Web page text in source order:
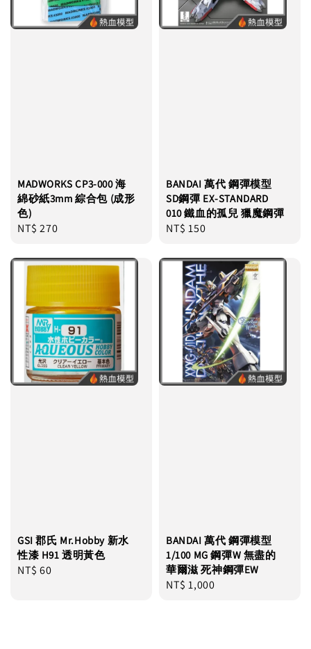
MADWORKS CP3-000 海
綿砂紙3mm 綜合包 (成形
色)
Regular
NT$ 270
BANDAI 萬代 鋼彈模型
SD鋼彈 EX-STANDARD
010 鐵血的孤兒 獵魔鋼彈
Regular
NT$ 150
GSI 郡氏 Mr.Hobby 新水
性漆 H91 透明黃色
Regular
NT$ 60
BANDAI 萬代 鋼彈模型
1/100 MG 鋼彈W 無盡的
華爾滋 死神鋼彈EW
Regular
NT$ 1,000